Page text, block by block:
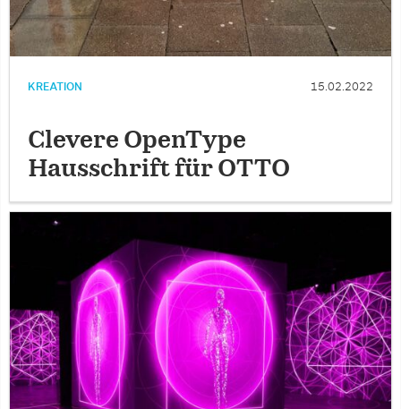
KREATION 15.02.2022
Clevere OpenType
Hausschrift für OTTO